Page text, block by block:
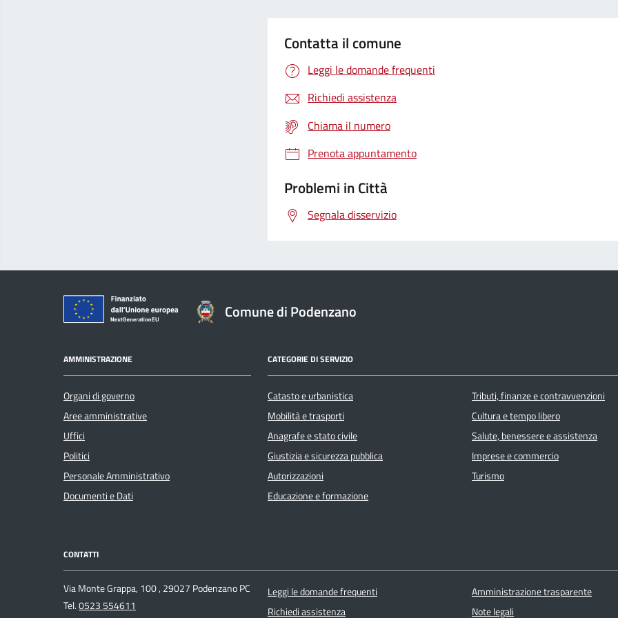
Contatta il comune
Leggi le domande frequenti
Richiedi assistenza
Chiama il numero
Prenota appuntamento
Problemi in Città
Segnala disservizio
Comune di Podenzano
AMMINISTRAZIONE
Organi di governo
Aree amministrative
Uffici
Politici
Personale Amministrativo
Documenti e Dati
CATEGORIE DI SERVIZIO
Catasto e urbanistica
Mobilità e trasporti
Anagrafe e stato civile
Giustizia e sicurezza pubblica
Autorizzazioni
Educazione e formazione
Tributi, finanze e contravvenzioni
Cultura e tempo libero
Salute, benessere e assistenza
Imprese e commercio
Turismo
CONTATTI
Via Monte Grappa, 100 , 29027 Podenzano PC
Tel.0523 554611
Leggi le domande frequenti
Richiedi assistenza
Amministrazione trasparente
Note legali